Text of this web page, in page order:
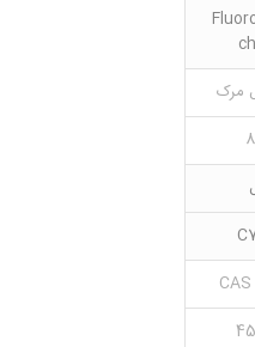
3-
مرک